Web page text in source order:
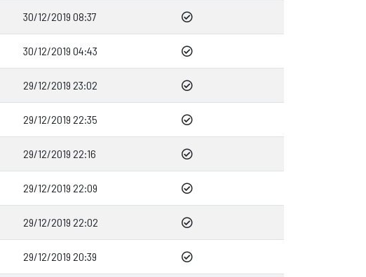
30/12/2019 08:37
30/12/2019 04:43
29/12/2019 23:02
29/12/2019 22:35
29/12/2019 22:16
29/12/2019 22:09
29/12/2019 22:02
29/12/2019 20:39